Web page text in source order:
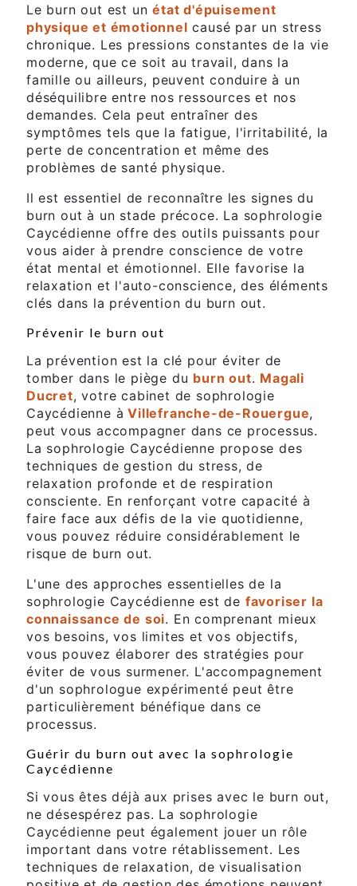
Le burn out est unétat d'épuisement
physique et émotionnel causé par un stress
chronique. Les pressions constantes de la vie
moderne, que ce soit au travail, dans la
famille ou ailleurs, peuvent conduire à un
déséquilibre entre nos ressources et nos
demandes. Cela peut entraîner des
symptômes tels que la fatigue, l'irritabilité, la
perte de concentration et même des
problèmes de santé physique.
Il est essentiel de reconnaître les signes du
burn out à un stade précoce. La sophrologie
Caycédienne offre des outils puissants pour
vous aider à prendre conscience de votre
état mental et émotionnel. Elle favorise la
relaxation et l'auto-conscience, des éléments
clés dans la prévention du burn out.
Prévenir le burn out
La prévention est la clé pour éviter de
tomber dans le piège du burn out. Magali
Ducret, votre cabinet de sophrologie
Caycédienne à Villefranche-de-Rouergue,
peut vous accompagner dans ce processus.
La sophrologie Caycédienne propose des
techniques de gestion du stress, de
relaxation profonde et de respiration
consciente. En renforçant votre capacité à
faire face aux défis de la vie quotidienne,
vous pouvez réduire considérablement le
risque de burn out.
L'une des approches essentielles de la
sophrologie Caycédienne est de favoriser la
connaissance de soi. En comprenant mieux
vos besoins, vos limites et vos objectifs,
vous pouvez élaborer des stratégies pour
éviter de vous surmener. L'accompagnement
d'un sophrologue expérimenté peut être
particulièrement bénéfique dans ce
processus.
Guérir du burn out avec la sophrologie
Caycédienne
Si vous êtes déjà aux prises avec le burn out,
ne désespérez pas. La sophrologie
Caycédienne peut également jouer un rôle
important dans votre rétablissement. Les
techniques de relaxation, de visualisation